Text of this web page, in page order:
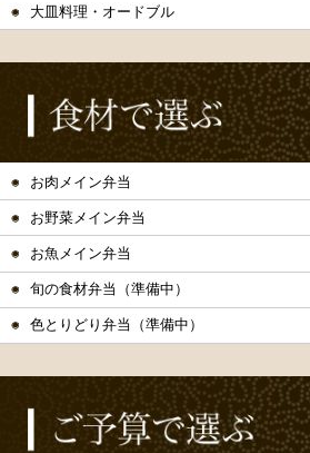
大皿料理・オードブル
お肉メイン弁当
お野菜メイン弁当
お魚メイン弁当
旬の食材弁当（準備中）
色とりどり弁当（準備中）